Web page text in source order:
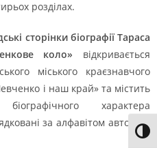
розділах.
сторінки біографії Тараса
коло» відкривається
міського краєзнавчого
і наш край» та містить
характера
за алфавітом авторів і